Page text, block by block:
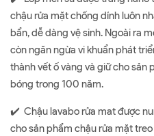
chậu rửa mặt chống dính luôn
bẩn, dễ dàng vệ sinh. Ngoài ra
còn ngăn ngừa vi khuẩn phát
thành vết ố vàng và giữ cho sản
bóng trong 100 năm.
✔️ Chậu lavabo rửa mat được
cho sản phẩm chậu rửa mặt